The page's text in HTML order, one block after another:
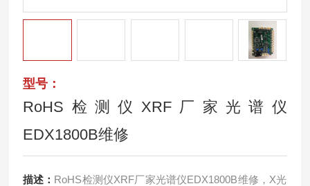
型号：
RoHS检测仪XRF厂家光谱仪
EDX1800B维修
描述： RoHS检测仪XRF厂家光谱仪EDX1800B维修，X光